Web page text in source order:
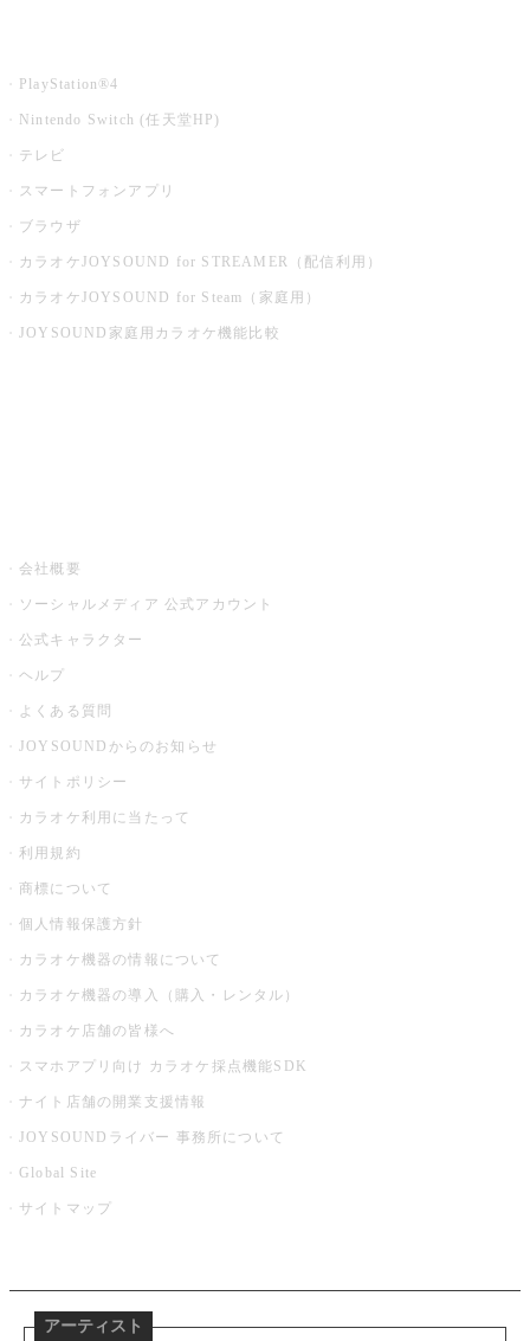
PlayStation®4
Nintendo Switch (任天堂HP)
テレビ
スマートフォンアプリ
ブラウザ
カラオケJOYSOUND for STREAMER（配信利用）
カラオケJOYSOUND for Steam（家庭用）
JOYSOUND家庭用カラオケ機能比較
会社概要
ソーシャルメディア 公式アカウント
公式キャラクター
ヘルプ
よくある質問
JOYSOUNDからのお知らせ
サイトポリシー
カラオケ利用に当たって
利用規約
商標について
個人情報保護方針
カラオケ機器の情報について
カラオケ機器の導入（購入・レンタル）
カラオケ店舗の皆様へ
スマホアプリ向け カラオケ採点機能SDK
ナイト店舗の開業支援情報
JOYSOUNDライバー 事務所について
Global Site
サイトマップ
アーティスト